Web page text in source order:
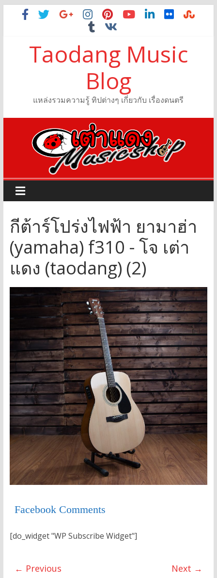
Taodang Music
Blog
แหล่งรวมความรู้ ทิปต่างๆ เกี่ยวกับ เรื่องดนตรี
กีต้าร์โปร่งไฟฟ้า ยามาฮ่า
(yamaha) f310 - โจ เต่า
แดง (taodang) (2)
Facebook Comments
[do_widget "WP Subscribe Widget"]
← Previous Next →